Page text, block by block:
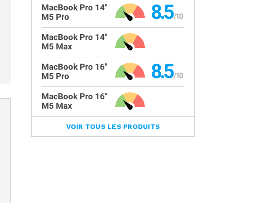
MacBook Pro 14"
M5 Pro
8.5
MacBook Pro 14"
M5 Max
MacBook Pro 16"
M5 Pro
8.5
MacBook Pro 16"
M5 Max
VOIR TOUS LES PRODUITS